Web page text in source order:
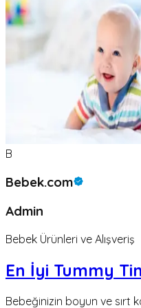
B
Bebek.com
Admin
Bebek Ürünleri ve Alışveriş
En İyi Tummy
Bebeğinizin boyun ve sırt